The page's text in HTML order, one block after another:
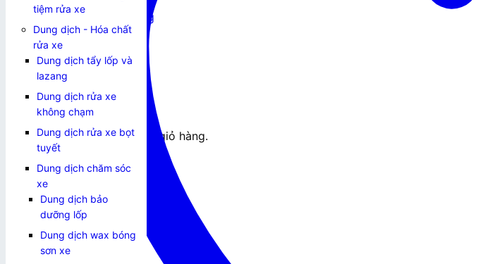
Quay trở lại cửa hàng
Giỏ hàng
Chưa có sản phẩm trong giỏ hàng.
Quay trở lại cửa hàng
tiệm rửa xe
Dung dịch - Hóa chất
rửa xe
Dung dịch tẩy lốp và
lazang
Dung dịch rửa xe
không chạm
Dung dịch rửa xe bọt
tuyết
Dung dịch chăm sóc
xe
Dung dịch bảo
dưỡng lốp
Dung dịch wax bóng
sơn xe